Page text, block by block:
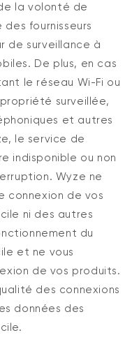
la volonté de
fournisseurs
de surveillance à
De plus, en cas
le réseau Wi-Fi ou
surveillée,
et autres
le service de
indisponible ou non
Wyze ne
connexion de vos
ni des autres
du
et ne vous
de vos produits.
des connexions
données des